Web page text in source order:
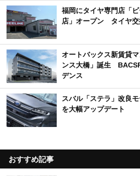
福岡にタイヤ専門店「
店」オープン タイヤ交
オートバックス新賃貸
ンス大橋」誕生
デンス
スバル「ステラ」改良
を大幅アップデート
おすすめ記事